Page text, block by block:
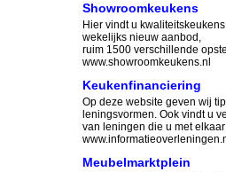
Showroomkeukens
Hier vindt u
wekelijks nieuw aanbod,
ruim 1500 verschillende
www.showroomkeukens.nl
Keukenfinanciering
Op deze website geven wij
leningsvormen. Ook vindt u
van leningen die u met
Meubelmarktplein